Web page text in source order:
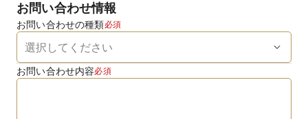
お問い合わせ情報
お問い合わせの種類必須
お問い合わせ内容必須